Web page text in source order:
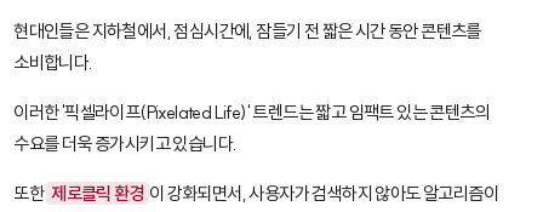
현대인들은 지하철에서, 점심시간에, 잠들기 전 짧은 시간 동안 콘텐츠를
소비합니다.
이러한 '픽셀라이프(Pixelated Life)' 트렌드는 짧고 임팩트 있는 콘텐츠의
수요를 더욱 증가시키고 있습니다.
또한 제로클릭 환경 이 강화되면서, 사용자가 검색하지 않아도 알고리즘이